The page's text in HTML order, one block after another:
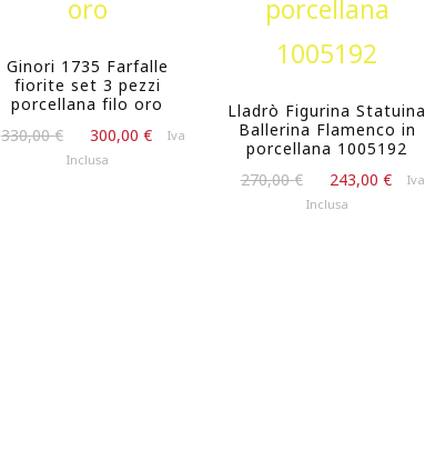
Ginori 1735 Farfalle
fiorite set 3 pezzi
porcellana filo oro
330,00€
prezzo
300,00 €
IlIva
Inclusa
Lladrò Figurina Statuina
Ballerina Flamenco in
porcellana 1005192
270,00€
prezzo
243,00 €
IlIva
Inclusa